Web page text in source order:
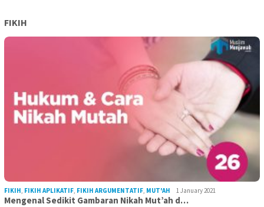
FIKIH
FIKIH, FIKIH APLIKATIF, FIKIH ARGUMENTATIF, MUT'AH 1 January 2021
Mengenal Sedikit Gambaran Nikah Mut’ah d…